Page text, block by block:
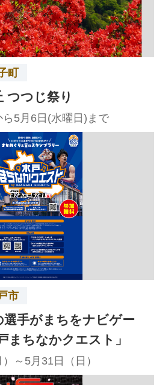
町
つつじ祭り
5月6日(水曜日)まで
市
手がまちをナビゲー
まちなかクエスト」
～5月31日（日）